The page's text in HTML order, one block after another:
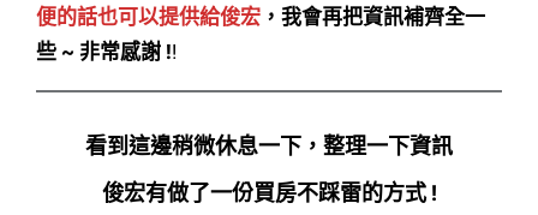
便的話也可以提供給俊宏 ，我會再把資訊補齊全一
些 ~ 非常感謝 !!
看到這邊稍微休息一下，整理一下資訊
俊宏有做了一份買房不踩雷的方式 !